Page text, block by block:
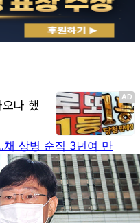
상병 순직 3년여 만